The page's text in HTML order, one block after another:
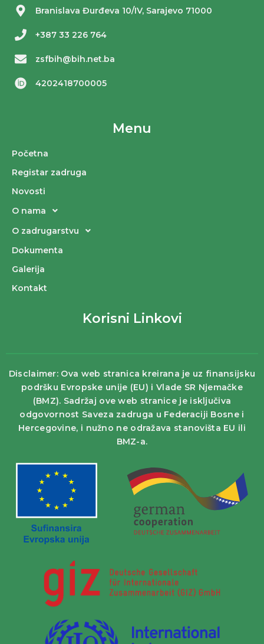
Branislava Đurđeva 10/IV, Sarajevo 71000
+387 33 226 764
zsfbih@bih.net.ba
4202418700005
Menu
Početna
Registar zadruga
Novosti
O nama
O zadrugarstvu
Dokumenta
Galerija
Kontakt
Korisni Linkovi
Disclaimer: Ova web stranica kreirana je uz finansijsku
podršku Evropske unije (EU) i Vlade SR Njemačke
(BMZ). Sadržaj ove web stranice je isključiva
odgovornost Saveza zadruga u Federaciji Bosne i
Hercegovine, i nužno ne odražava stanovišta EU ili
BMZ-a.